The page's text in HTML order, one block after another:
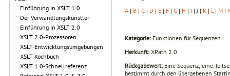
Einführung in XSLT 1.0
Der Verwandlungskünstler
Einführung in XSLT 2.0
XSLT 2.0-Prozessoren
XSLT-Entwicklungsumgebungen
XSLT Kochbuch
XSLT 1.0-Schnellreferenz
A | B | C | D | E | F | G | H | I | J | K | L | M |
Kategorie: Funktionen für Sequenzen
Herkunft: XPath 2.0
Rückgabewert: Eine Sequenz; eine
bestimmt durch den übergebenen